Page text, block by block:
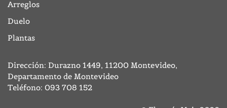
Arreglos
Duelo
Plantas
Dirección: Durazno 1449, 11200 Montevideo,
Departamento de Montevideo
Teléfono: 093 708 152